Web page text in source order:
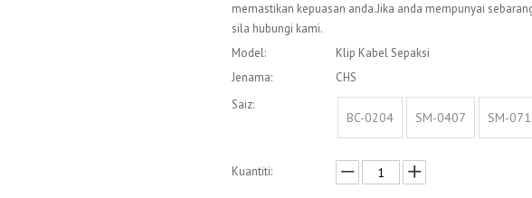
memastikan kepuasan anda.Jika anda mempunyai
sila hubungi kami.
Model:
Klip Kabel Sepaksi
Jenama:
CHS
Saiz:
BC-0204 SM-0407 SM-
Kuantiti: